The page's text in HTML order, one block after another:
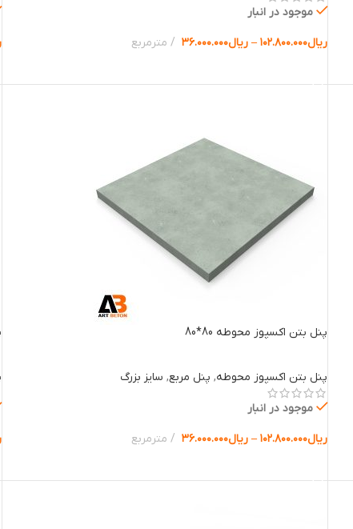
موجود در انبار
ریال۱۰۲.۸۰۰.۰۰۰ – ریال۳۶.۰۰۰.۰۰۰ مترمربع
پنل بتن اکسپوز محوطه 80*80
پنل بتن اکسپوز محوطه, پنل مربع, سایز بزرگ
موجود در انبار
ریال۱۰۲.۸۰۰.۰۰۰ – ریال۳۶.۰۰۰.۰۰۰ مترمربع